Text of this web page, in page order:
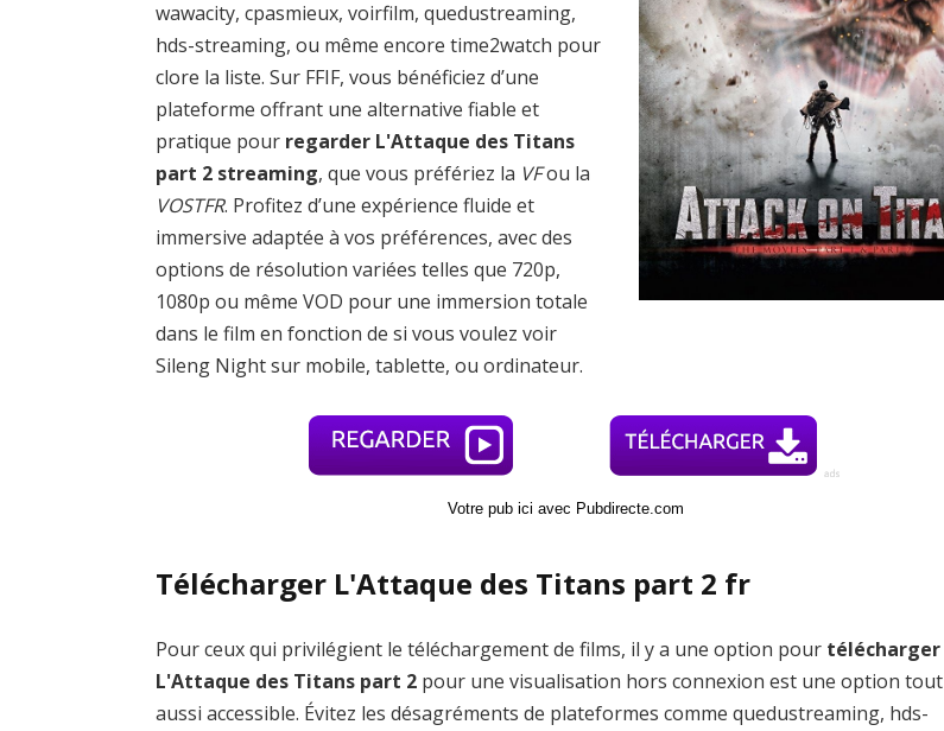
wawacity, cpasmieux, voirfilm, quedustreaming,
hds-streaming, ou même encore time2watch pour
clore la liste. Sur FFIF, vous bénéficiez d’une
plateforme offrant une alternative fiable et
pratique pour regarder L'Attaque des Titans
part 2 streaming, que vous préfériez la VFou la
VOSTFR. Profitez d’une expérience fluide et
immersive adaptée à vos préférences, avec des
options de résolution variées telles que 720p,
1080p ou même VOD pour une immersion totale
dans le film en fonction de si vous voulez voir
Sileng Night sur mobile, tablette, ou ordinateur.
Votre pub ici avec Pubdirecte.com
Télécharger L'Attaque des Titans part 2 fr
Pour ceux qui privilégient le téléchargement de films, il y a une option pour télécharger
L'Attaque des Titans part 2 pour une visualisation hors connexion est une option tout
aussi accessible. Évitez les désagréments de plateformes comme quedustreaming, hds-